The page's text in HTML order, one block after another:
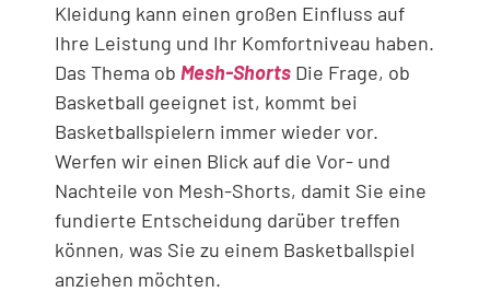
Kleidung kann einen großen Einfluss auf
Ihre Leistung und Ihr Komfortniveau haben.
Das Thema ob Mesh-Shorts Die Frage, ob
Basketball geeignet ist, kommt bei
Basketballspielern immer wieder vor.
Werfen wir einen Blick auf die Vor- und
Nachteile von Mesh-Shorts, damit Sie eine
fundierte Entscheidung darüber treffen
können, was Sie zu einem Basketballspiel
anziehen möchten.